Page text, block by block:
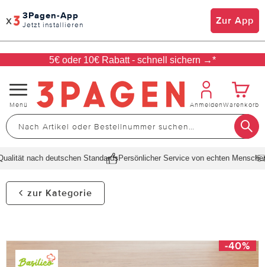
x 3Pagen-App
Jetzt installieren Zur App
5€ oder 10€ Rabatt - schnell sichern →*
Navigation
umschalten
Menü AnmeldenWarenkorb
nach deutschen StandardsPersönlicher Service von echten Menschen
zur Kategorie
-40%